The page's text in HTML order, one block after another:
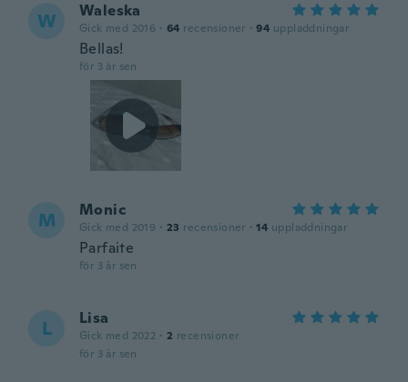
W Waleska
Gick med 2016 · 64 recensioner · 94 uppladdningar
Bellas!
för 3 år sen
M Monic
Gick med 2019 · 23 recensioner · 14 uppladdningar
Parfaite
för 3 år sen
L Lisa
Gick med 2022 · 2 recensioner
för 3 år sen